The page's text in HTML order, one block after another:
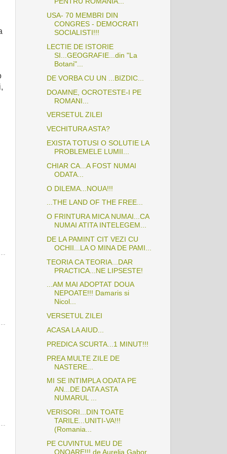
USA- 70 MEMBRI DIN
CONGRES - DEMOCRATI
SOCIALISTI!!!
LECTIE DE ISTORIE
SI...GEOGRAFIE...din "La
Botani"...
DE VORBA CU UN ...BIZDIC...
DOAMNE, OCROTESTE-I PE
ROMANI...
VERSETUL ZILEI
VECHITURA ASTA?
EXISTA TOTUSI O SOLUTIE LA
PROBLEMELE LUMII...
CHIAR CA...A FOST NUMAI
ODATA...
O DILEMA...NOUA!!!
...THE LAND OF THE FREE...
O FRINTURA MICA NUMAI...CA
NUMAI ATITA INTELEGEM...
DE LA PAMINT CIT VEZI CU
OCHII...LA O MINA DE PAMI...
TEORIA CA TEORIA...DAR
PRACTICA...NE LIPSESTE!
...AM MAI ADOPTAT DOUA
NEPOATE!!! Damaris si
Nicol...
VERSETUL ZILEI
ACASA LA AIUD...
PREDICA SCURTA...1 MINUT!!!
PREA MULTE ZILE DE
NASTERE...
MI SE INTIMPLA ODATA PE
AN...DE DATA ASTA
NUMARUL ...
VERISORI...DIN TOATE
TARILE...UNITI-VA!!!
(Romania...
PE CUVINTUL MEU DE
ONOARE!!! de Aurelia Gabor